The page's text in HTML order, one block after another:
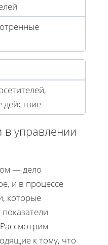
управлении
— дело
и в процессе
которые
к тому, что